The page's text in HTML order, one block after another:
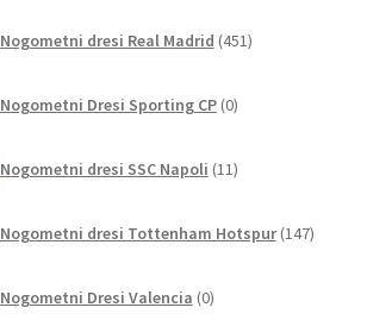
Nogometni dresi Real Madrid 451izdelkov
Nogometni Dresi Sporting CP 0izdelkov
Nogometni dresi SSC Napoli 11izdelkov
Nogometni dresi Tottenham Hotspur 147
Nogometni Dresi Valencia 0izdelkov